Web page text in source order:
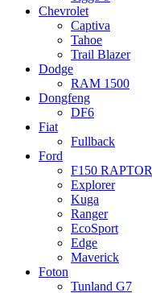
Chevrolet
Captiva
Tahoe
Trail Blazer
Dodge
RAM 1500
Dongfeng
DF6
Fiat
Fullback
Ford
F150 RAPTOR
Explorer
Kuga
Ranger
EcoSport
Edge
Maverick
Foton
Tunland G7